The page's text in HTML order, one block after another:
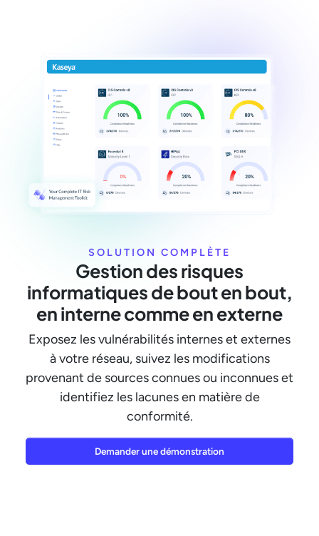
SOLUTION COMPLÈTE
Gestion des risques
informatiques de bout en bout,
en interne comme en externe
Exposez les vulnérabilités internes et externes
à votre réseau, suivez les modifications
provenant de sources connues ou inconnues et
identifiez les lacunes en matière de
conformité.
Demander une démonstration